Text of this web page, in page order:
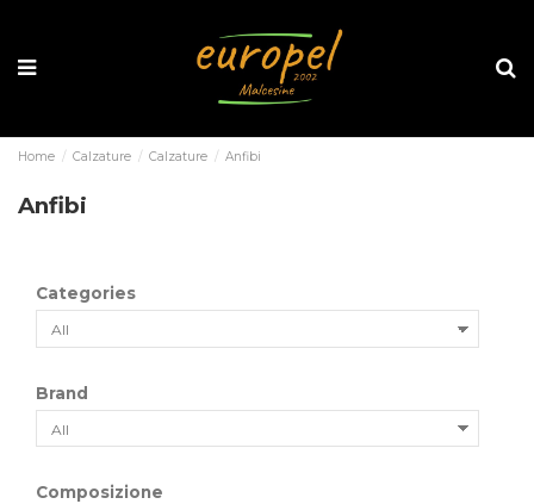
Home Calzature Calzature Anfibi
Anfibi
Categories
Brand
Composizione